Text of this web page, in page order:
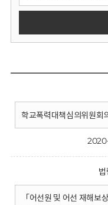
학교폭력대책심의위원회
「어선원 및 어선 재해보